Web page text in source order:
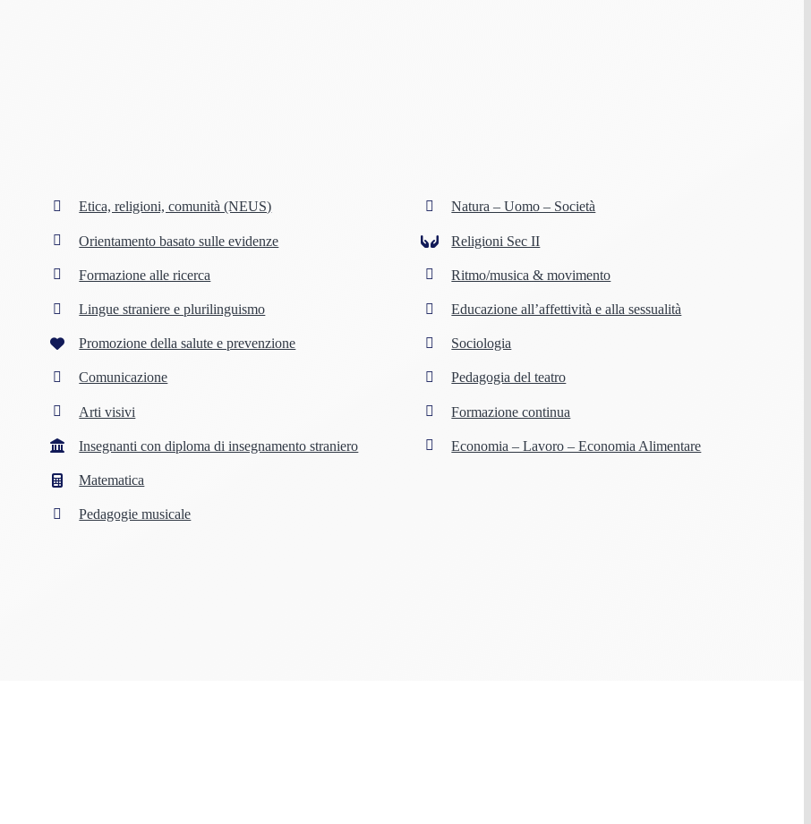
Etica, religioni, comunità (NEUS)
Orientamento basato sulle evidenze
Formazione alle ricerca
Lingue straniere e plurilinguismo
Promozione della salute e prevenzione
Comunicazione
Arti visivi
Insegnanti con diploma di insegnamento straniero
Matematica
Pedagogie musicale
Natura – Uomo – Società
Religioni Sec II
Ritmo/musica & movimento
Educazione all’affettività e alla sessualità
Sociologia
Pedagogia del teatro
Formazione continua
Economia – Lavoro – Economia Alimentare